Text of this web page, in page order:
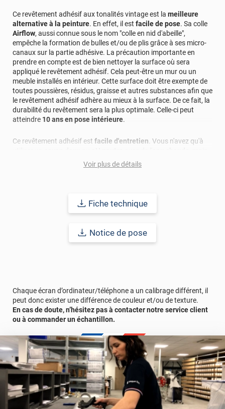
Ce revêtement adhésif aux tonalités vintage est la meilleure
alternative à la peinture. En effet, il est facile de pose. Sa colle
Airflow, aussi connue sous le nom "colle en nid d'abeille",
empêche la formation de bulles et/ou de plis grâce à ses micro-
canaux sur la partie adhésive. La précaution importante en
prendre en compte est de bien nettoyer la surface où sera
appliqué le revêtement adhésif. Cela peut-être un mur ou un
meuble installés en intérieur. Cette surface doit être exempte de
toutes poussières, résidus, graisse et autres substances afin que
le revêtement adhésif adhère au mieux à la surface. De ce fait, la
durabilité du revêtement sera la plus optimale. Celle-ci peut
atteindre 10 ans en pose intérieure.
Ce revêtement adhésif est facile d'entretien. Vous n'avez qu'à
non-bouillante et un chiffon doux. Les solutions abrasives, telles
que l'ammoniac ou l'acétone, ne doivent pas être utilisées.
revêtement adhésif dans votre intérieur, n'hésitez pas à
BOIS12251.
Voir plus de détails
Fiche technique
Notice de pose
Chaque écran d’ordinateur/téléphone a un calibrage différent, il
peut donc exister une différence de couleur et/ou de texture.
En cas de doute, n’hésitez pas à contacter notre service client
ou à commander un échantillon.